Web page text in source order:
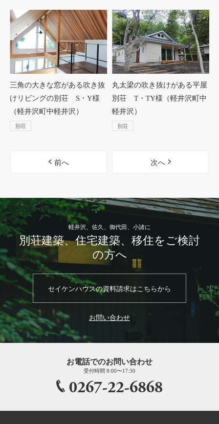
三角の大きな窓がある吹き抜
けリビングの別荘 S・Y様
（軽井沢町中軽井沢）
別荘
丸太梁の吹き抜けがある平屋
別荘 T・TY様（軽井沢町中
軽井沢）
別荘
前へ 次へ
軽井沢、佐久、御代田、小諸に
別荘建築、住宅建築、移住をご検討
の方へ
セイケンハウスの資料請求はこちらから
お問い合わせ
お電話でのお問い合わせ
受付時間 8:00〜17:30
0267-22-6868